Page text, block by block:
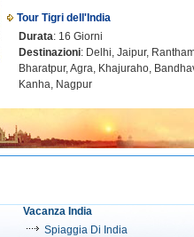
Tour Tigri dell'India
Durata: 16 Giorni
Destinazioni: Delhi, Jaipur,
Bharatpur, Agra, Khajuraho,
Kanha, Nagpur
Vacanza India
Spiaggia Di India